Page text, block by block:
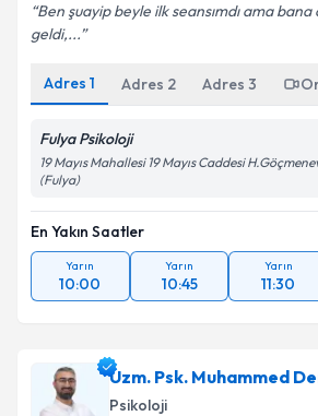
Ben şuayip beyle ilk seansımdı ama bana
geldi,...
Adres 1 Adres 2 Adres 3
Fulya Psikoloji
19 Mayıs Mahallesi 19 Mayıs Caddesi
(Fulya)
En Yakın Saatler
Yarın
10:00
Yarın
10:45
Yarın
11:30
Uzm. Psk. Muhammed
Psikoloji